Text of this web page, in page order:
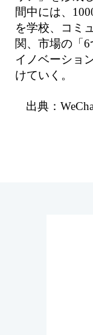
間中には、
を学校、コミ
関、市場の「
イノベーショ
けていく。
出典：